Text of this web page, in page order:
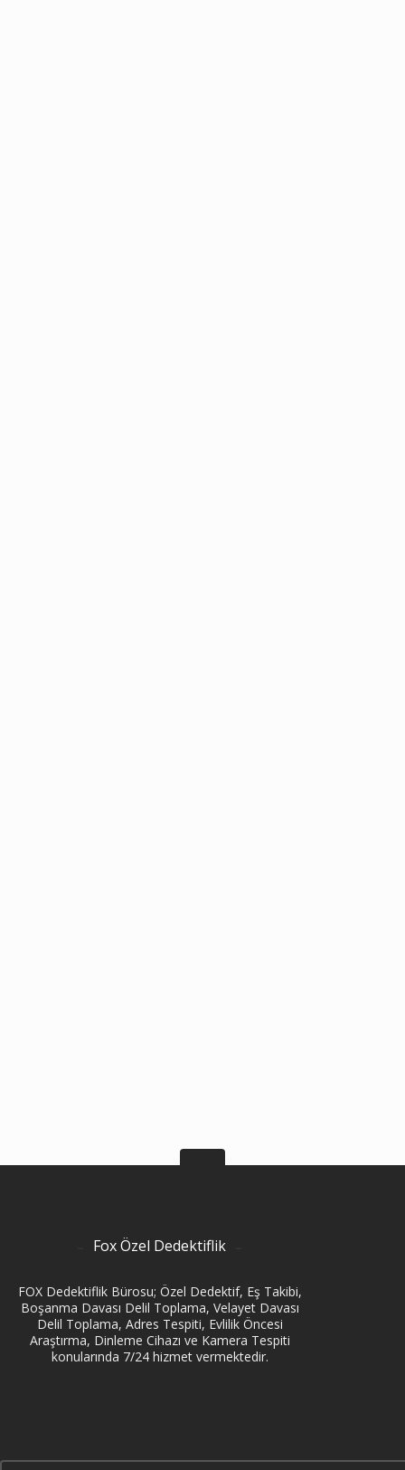
Fox Özel Dedektiflik
FOX Dedektiflik Bürosu; Özel Dedektif, Eş Takibi,
Boşanma Davası Delil Toplama, Velayet Davası
Delil Toplama, Adres Tespiti, Evlilik Öncesi
Araştırma, Dinleme Cihazı ve Kamera Tespiti
konularında 7/24 hizmet vermektedir.